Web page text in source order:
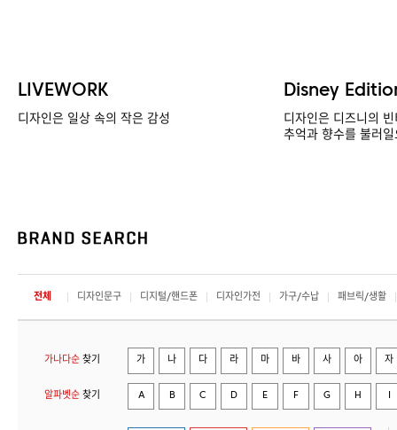
LIVEWORK
디자인은 일상 속의 작은 감성
Disney
디자인은 디즈니의
추억과 향수를 불러
전체 디자인문구 디지털/핸드폰 디자인가전 가구/수납 패브릭/생활
가나다순 찾기 가 나 다 라 마 바 사 아 자
알파벳순 찾기 A B C D E F G H